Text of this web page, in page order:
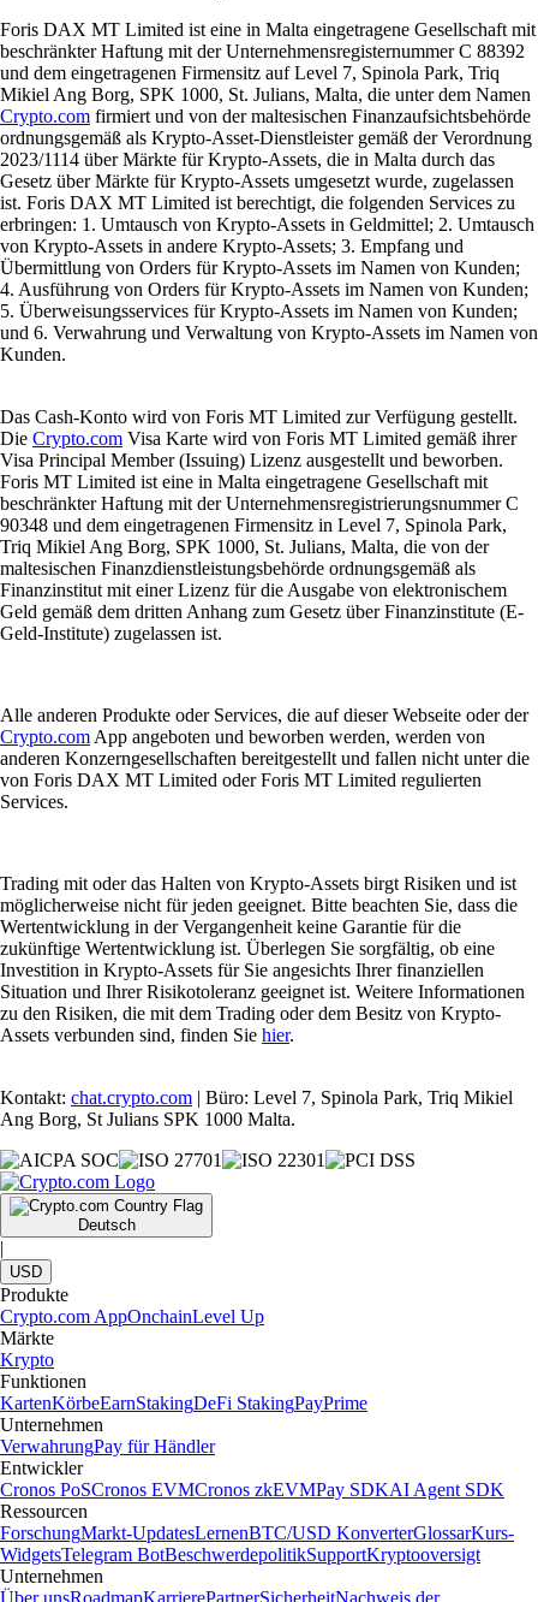
Foris DAX MT Limited ist eine in Malta eingetragene Gesellschaft mit
beschränkter Haftung mit der Unternehmensregisternummer C 88392
und dem eingetragenen Firmensitz auf Level 7, Spinola Park, Triq
Mikiel Ang Borg, SPK 1000, St. Julians, Malta, die unter dem Namen
Crypto.com firmiert und von der maltesischen Finanzaufsichtsbehörde
ordnungsgemäß als Krypto-Asset-Dienstleister gemäß der Verordnung
2023/1114 über Märkte für Krypto-Assets, die in Malta durch das
Gesetz über Märkte für Krypto-Assets umgesetzt wurde, zugelassen
ist. Foris DAX MT Limited ist berechtigt, die folgenden Services zu
erbringen: 1. Umtausch von Krypto-Assets in Geldmittel; 2. Umtausch
von Krypto-Assets in andere Krypto-Assets; 3. Empfang und
Übermittlung von Orders für Krypto-Assets im Namen von Kunden;
4. Ausführung von Orders für Krypto-Assets im Namen von Kunden;
5. Überweisungsservices für Krypto-Assets im Namen von Kunden;
und 6. Verwahrung und Verwaltung von Krypto-Assets im Namen von
Kunden.
Das Cash-Konto wird von Foris MT Limited zur Verfügung gestellt.
Die Crypto.com Visa Karte wird von Foris MT Limited gemäß ihrer
Visa Principal Member (Issuing) Lizenz ausgestellt und beworben.
Foris MT Limited ist eine in Malta eingetragene Gesellschaft mit
beschränkter Haftung mit der Unternehmensregistrierungsnummer C
90348 und dem eingetragenen Firmensitz in Level 7, Spinola Park,
Triq Mikiel Ang Borg, SPK 1000, St. Julians, Malta, die von der
maltesischen Finanzdienstleistungsbehörde ordnungsgemäß als
Finanzinstitut mit einer Lizenz für die Ausgabe von elektronischem
Geld gemäß dem dritten Anhang zum Gesetz über Finanzinstitute (E-
Geld-Institute) zugelassen ist.
Alle anderen Produkte oder Services, die auf dieser Webseite oder der
Crypto.com App angeboten und beworben werden, werden von
anderen Konzerngesellschaften bereitgestellt und fallen nicht unter die
von Foris DAX MT Limited oder Foris MT Limited regulierten
Services.
Trading mit oder das Halten von Krypto-Assets birgt Risiken und ist
möglicherweise nicht für jeden geeignet. Bitte beachten Sie, dass die
Wertentwicklung in der Vergangenheit keine Garantie für die
zukünftige Wertentwicklung ist. Überlegen Sie sorgfältig, ob eine
Investition in Krypto-Assets für Sie angesichts Ihrer finanziellen
Situation und Ihrer Risikotoleranz geeignet ist. Weitere Informationen
zu den Risiken, die mit dem Trading oder dem Besitz von Krypto-
Assets verbunden sind, finden Sie hier.
Kontakt: chat.crypto.com | Büro: Level 7, Spinola Park, Triq Mikiel
Ang Borg, St Julians SPK 1000 Malta.
Deutsch
|
USD
Produkte
Crypto.com AppOnchainLevel Up
Märkte
Krypto
Funktionen
KartenKörbeEarnStakingDeFi StakingPayPrime
Unternehmen
VerwahrungPay für Händler
Entwickler
Cronos PoSCronos EVMCronos zkEVMPay SDKAI Agent SDK
Ressourcen
ForschungMarkt-UpdatesLernenBTC/USD KonverterGlossarKurs-
WidgetsTelegram BotBeschwerdepolitikSupportKryptooversigt
Unternehmen
Über unsRoadmapKarrierePartnerSicherheitNachweis der